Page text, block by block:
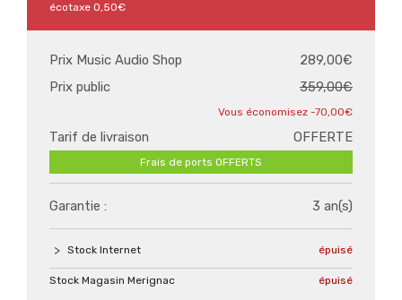
écotaxe 0,50€
Prix Music Audio Shop
289,00€
Prix public
359,00€
-70,00€
Tarif de livraison OFFERTE
Frais de ports OFFERTS
Garantie : 3 an(s)
Stock Internet épuisé
Stock Magasin Merignac épuisé